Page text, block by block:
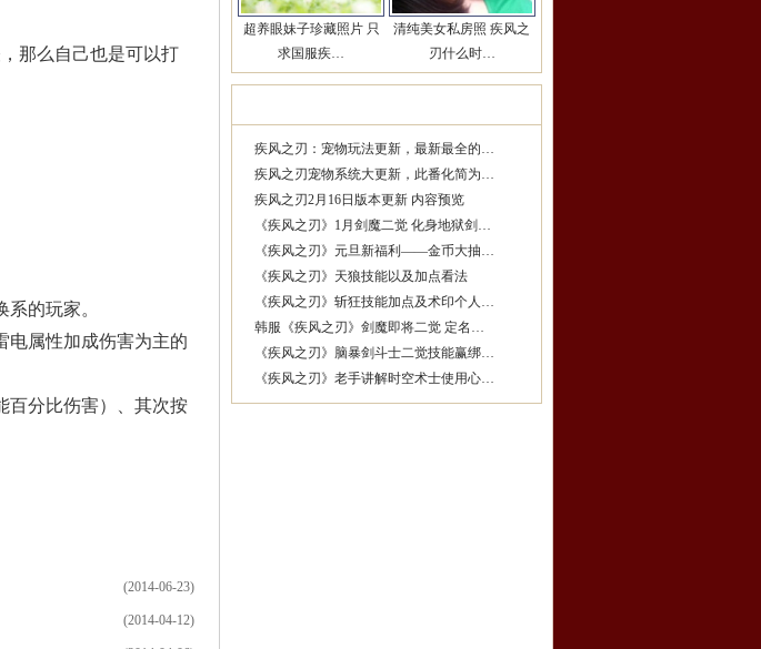
那么自己也是可以打
的玩家。
电属性加成伤害为主的
百分比伤害）、其次按
(2014-06-23)
(2014-04-12)
超养眼妹子珍藏照片 只
求国服疾…
清纯美女私房照 疾风之
刃什么时…
疾风之刃：宠物玩法更新，最新最全的…
疾风之刃宠物系统大更新，此番化简为…
疾风之刃2月16日版本更新 内容预览
《疾风之刃》1月剑魔二觉 化身地狱剑…
《疾风之刃》元旦新福利——金币大抽…
《疾风之刃》天狼技能以及加点看法
《疾风之刃》斩狂技能加点及术印个人…
韩服《疾风之刃》剑魔即将二觉 定名…
《疾风之刃》脑暴剑斗士二觉技能赢绑…
《疾风之刃》老手讲解时空术士使用心…